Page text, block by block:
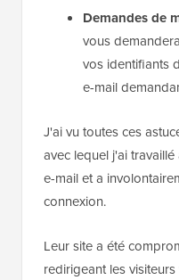
Demandes de
vous
vos identifiants
e-mail
J'ai vu toutes ces
avec lequel j'ai
e-mail et a
connexion.
Leur site a été
redirigeant les